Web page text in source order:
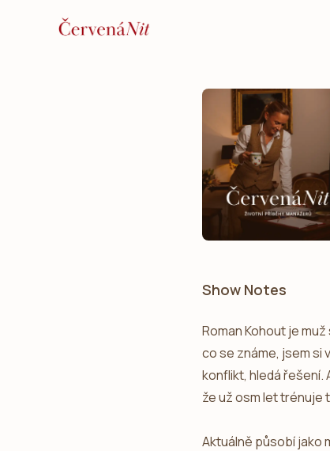
Show Notes
Roman Kohout je
co se známe, jsem si
konflikt, hledá řešení.
že už osm let trénuje
Aktuálně působí jako